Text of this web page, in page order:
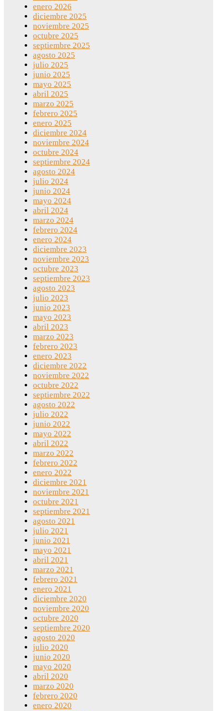
enero 2026
diciembre 2025
noviembre 2025
octubre 2025
septiembre 2025
agosto 2025
julio 2025
junio 2025
mayo 2025
abril 2025
marzo 2025
febrero 2025
enero 2025
diciembre 2024
noviembre 2024
octubre 2024
septiembre 2024
agosto 2024
julio 2024
junio 2024
mayo 2024
abril 2024
marzo 2024
febrero 2024
enero 2024
diciembre 2023
noviembre 2023
octubre 2023
septiembre 2023
agosto 2023
julio 2023
junio 2023
mayo 2023
abril 2023
marzo 2023
febrero 2023
enero 2023
diciembre 2022
noviembre 2022
octubre 2022
septiembre 2022
agosto 2022
julio 2022
junio 2022
mayo 2022
abril 2022
marzo 2022
febrero 2022
enero 2022
diciembre 2021
noviembre 2021
octubre 2021
septiembre 2021
agosto 2021
julio 2021
junio 2021
mayo 2021
abril 2021
marzo 2021
febrero 2021
enero 2021
diciembre 2020
noviembre 2020
octubre 2020
septiembre 2020
agosto 2020
julio 2020
junio 2020
mayo 2020
abril 2020
marzo 2020
febrero 2020
enero 2020